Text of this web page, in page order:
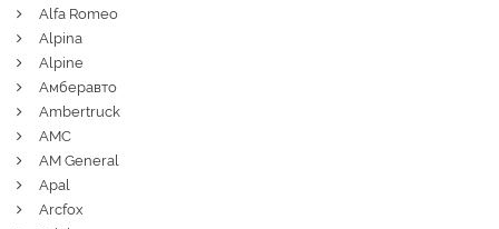
Alfa Romeo
Alpina
Alpine
Амберавто
Ambertruck
AMC
AM General
Apal
Arcfox